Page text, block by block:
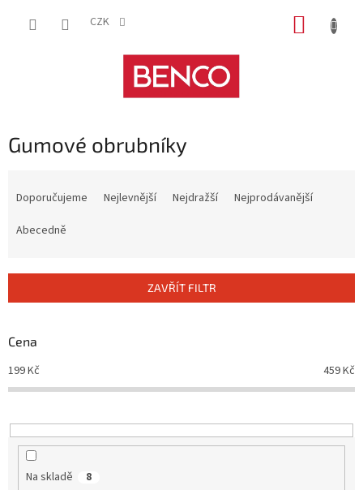
CZK
Gumové obrubníky
r
d
k
t
Doporučujeme Nejlevnější Nejdražší
Nejprodávanější
Abecedně
ZAVŘÍT FILTR
Cena
199Kč 459Kč
Na skladě 8